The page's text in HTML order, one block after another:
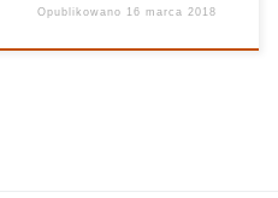
Opublikowano 16 marca 2018